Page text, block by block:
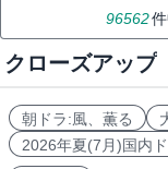
96562
クローズアップ
朝ドラ:風、薫る
2026年夏(7月)国内